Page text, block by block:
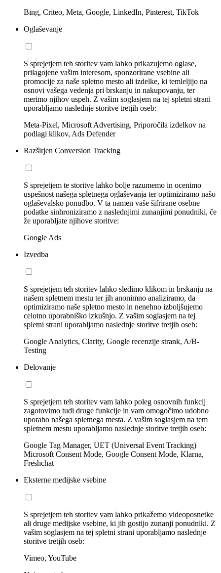
Bing, Criteo, Meta, Google, LinkedIn, Pinterest, TikTok
Oglaševanje
S sprejetjem teh storitev vam lahko prikazujemo oglase,
prilagojene vašim interesom, sponzorirane vsebine ali
promocije za naše spletno mesto ali izdelke, ki temleljijo na
osnovi vašega vedenja pri brskanju in nakupovanju, ter
merimo njihov uspeh. Z vašim soglasjem na tej spletni strani
uporabljamo naslednje storitve tretjih oseb:
Meta-Pixel, Microsoft Advertising, Priporočila izdelkov na
podlagi klikov, Ads Defender
Razširjen Conversion Tracking
S sprejetjem te storitve lahko bolje razumemo in ocenimo
uspešnost našega spletnega oglaševanja ter optimiziramo našo
oglaševalsko ponudbo. V ta namen vaše šifrirane osebne
podatke sinhroniziramo z naslednjimi zunanjimi ponudniki, če
že uporabljate njihove storitve:
Google Ads
Izvedba
S sprejetjem teh storitev lahko sledimo klikom in brskanju na
našem spletnem mestu ter jih anonimno analiziramo, da
optimiziramo naše spletno mesto in nenehno izboljšujemo
celotno uporabniško izkušnjo. Z vašim soglasjem na tej
spletni strani uporabljamo naslednje storitve tretjih oseb:
Google Analytics, Clarity, Google recenzije strank, A/B-
Testing
Delovanje
S sprejetjem teh storitev vam lahko poleg osnovnih funkcij
zagotovimo tudi druge funkcije in vam omogočimo udobno
uporabo našega spletnega mesta. Z vašim soglasjem na tem
spletnem mestu uporabljamo naslednje storitve tretjih oseb:
Google Tag Manager, UET (Universal Event Tracking)
Microsoft Consent Mode, Google Consent Mode, Klarna,
Freshchat
Eksterne medijske vsebine
S sprejetjem teh storitev vam lahko prikažemo videoposnetke
ali druge medijske vsebine, ki jih gostijo zunanji ponudniki. Z
vašim soglasjem na tej spletni strani uporabljamo naslednje
storitve tretjih oseb:
Vimeo, YouTube